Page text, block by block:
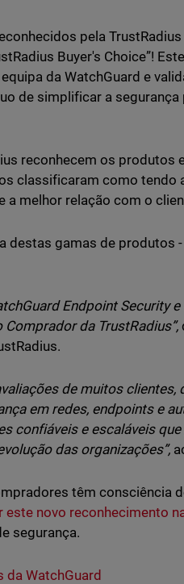
pela
Buyer's Choice”!
da WatchGuard e
de simplificar a segurança
reconhecem os produtos
classificaram como tendo
a melhor relação com o
destas gamas de produtos
Endpoint Security
da TrustRadius”,
de muitos clientes,
em redes, endpoints e
confiáveis e escaláveis
das organizações”,
têm consciência
este novo reconhecimento
segurança.
da WatchGuard